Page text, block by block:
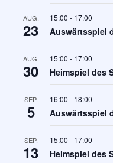
AUG.
23
15:00 - 17:00
Auswärtsspiel
AUG.
30
15:00 - 17:00
Heimspiel des
SEP.
5
16:00 - 18:00
Auswärtsspiel
SEP.
13
15:00 - 17:00
Heimspiel des